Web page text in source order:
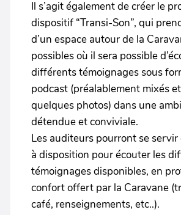
Il s’agit également de créer le
dispositif “Transi-Son”, qui
d’un espace autour de la
possibles où il sera possible
différents témoignages sous
podcast (préalablement mixés
quelques photos) dans une
détendue et conviviale.
Les auditeurs pourront se
à disposition pour écouter les
témoignages disponibles, en
confort offert par la Caravane
café, renseignements, etc..).